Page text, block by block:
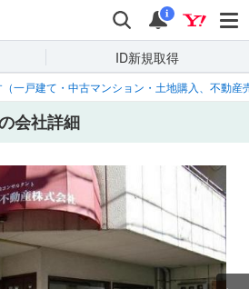
検索 通知
i
ID新規取得
一戸建て・中古マンション・土地購入、不動産
会社詳細